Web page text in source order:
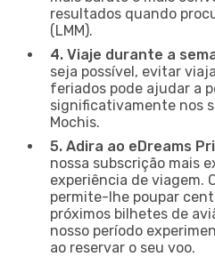
resultados quando
(LMM).
4. Viaje durante a
seja possível, evitar
feriados pode ajudar a
significativamente nos
Mochis.
5. Adira ao eDreams
nossa subscrição mais
experiência de viagem.
permite-lhe poupar
próximos bilhetes de
nosso período
ao reservar o seu voo.